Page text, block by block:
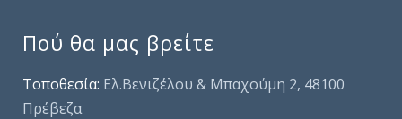
Πού θα μας βρείτε
Τοποθεσία: Ελ.Βενιζέλου & Μπαχούμη 2, 48100
Πρέβεζα